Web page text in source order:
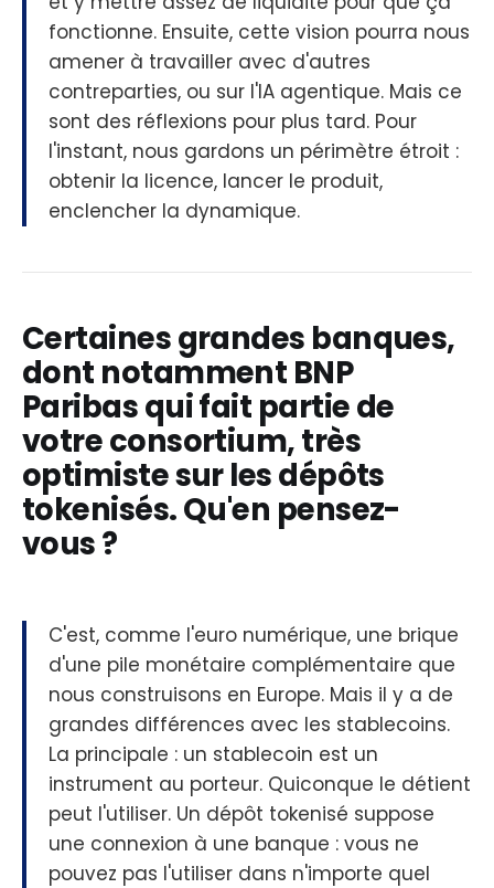
fonctionne. Ensuite, cette vision pourra nous
amener à travailler avec d'autres
contreparties, ou sur l'IA agentique. Mais ce
sont des réflexions pour plus tard. Pour
l'instant, nous gardons un périmètre étroit :
obtenir la licence, lancer le produit,
enclencher la dynamique.
Certaines grandes banques,
dont notamment BNP
Paribas qui fait partie de
votre consortium, très
optimiste sur les dépôts
tokenisés. Qu'en pensez-
vous ?
C'est, comme l'euro numérique, une brique
d'une pile monétaire complémentaire que
nous construisons en Europe. Mais il y a de
grandes différences avec les stablecoins.
La principale : un stablecoin est un
instrument au porteur. Quiconque le détient
peut l'utiliser. Un dépôt tokenisé suppose
une connexion à une banque : vous ne
pouvez pas l'utiliser dans n'importe quel